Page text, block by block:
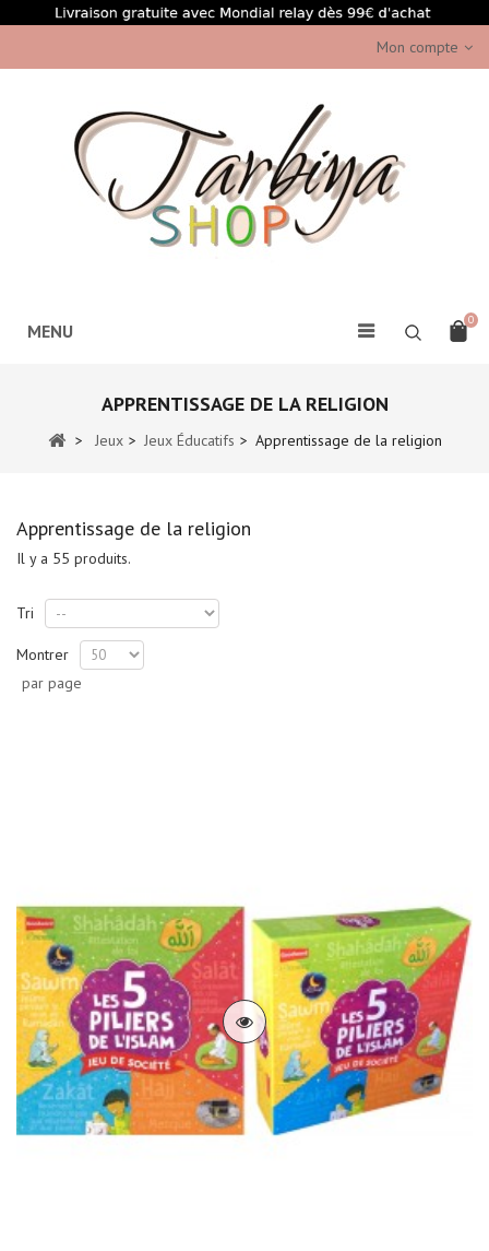
Mon compte
MENU
0
APPRENTISSAGE DE LA RELIGION
> Jeux > Jeux Éducatifs > Apprentissage de la religion
Apprentissage de la religion
Il y a 55 produits.
Tri
Montrer
par page